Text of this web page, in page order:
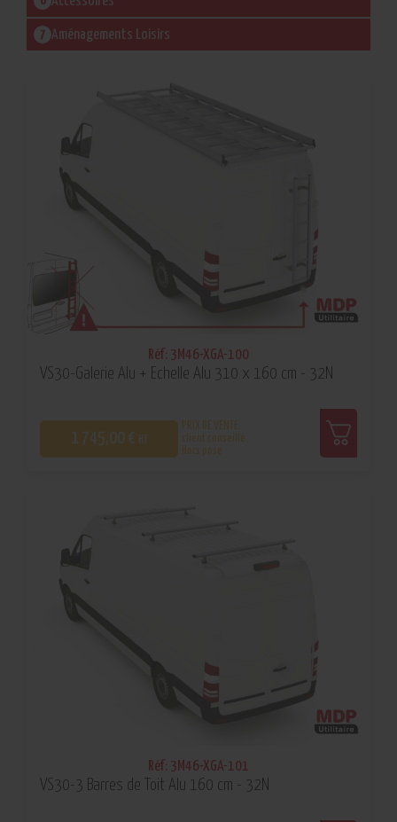
Aménagements Loisirs
Réf: 3M46-XGA-100
VS30-Galerie Alu + Echelle Alu 310 x 160 cm - 32N
1 745,00 € HT
PRIX DE VENTE
client conseillé
Hors pose
Réf: 3M46-XGA-101
VS30-3 Barres de Toit Alu 160 cm - 32N